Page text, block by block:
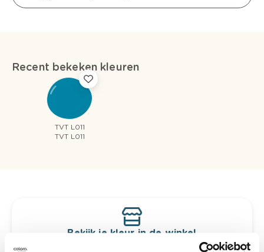
Recent bekeken kleuren
TVT L011
TVT L011
Bekijk je kleur in de winkel
Ontdek er kleurechte stalen van je